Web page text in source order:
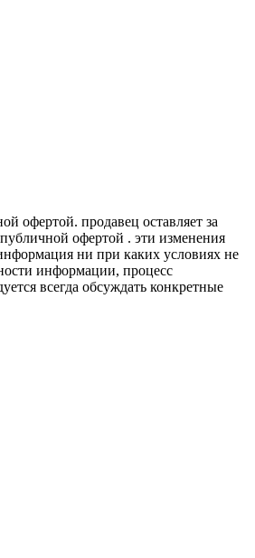
офертой. продавец оставляет за
офертой . эти изменения
ни при каких условиях не
информации, процесс
всегда обсуждать конкретные